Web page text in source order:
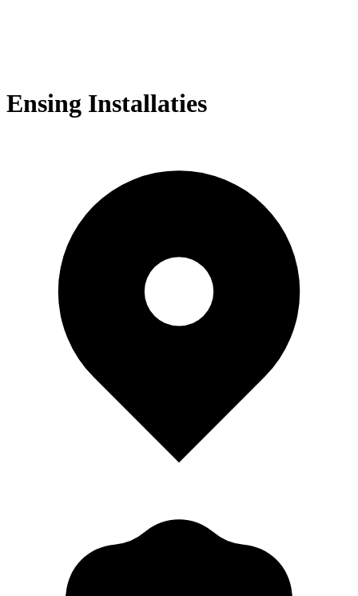
Ensing Installaties